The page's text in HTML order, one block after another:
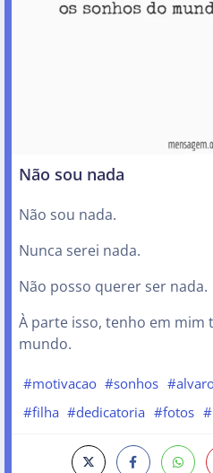
Não sou nada
Não sou nada.
Nunca serei nada.
Não posso querer ser nada.
À parte isso, tenho em mim
mundo.
#motivacao #sonhos
#filha #dedicatoria #fotos